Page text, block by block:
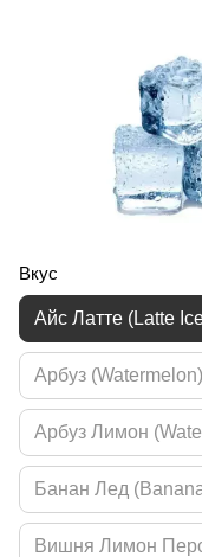
Вкус
Айс Латте (Latte
Арбуз (Watermelon)
Арбуз Лимон
Банан Лед
Вишня Лимон